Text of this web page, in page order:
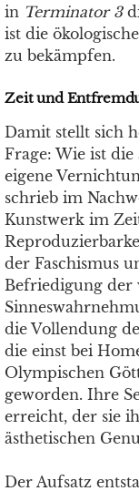
in Terminator 3
ist die
zu bekämpfen.
Zeit und
Damit stellt sich
Frage: Wie ist
eigene
schrieb im
Kunstwerk im
der Faschismus
Befriedigung der
die Vollendung
die einst bei
Olympischen
geworden. Ihre
erreicht, der sie
ästhetischen
Der Aufsatz